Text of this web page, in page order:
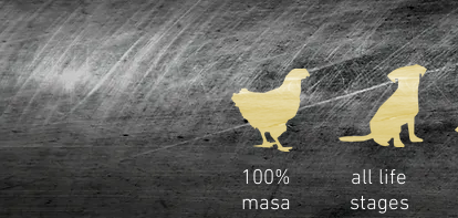
100%
masa
all life
stages